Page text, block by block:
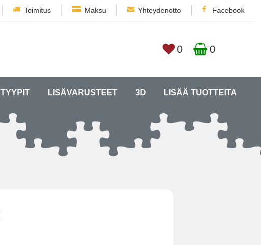
Toimitus Maksu Yhteydenotto Facebook
0 0
TYYPIT LISÄVARUSTEET 3D LISÄÄ TUOTTEITA